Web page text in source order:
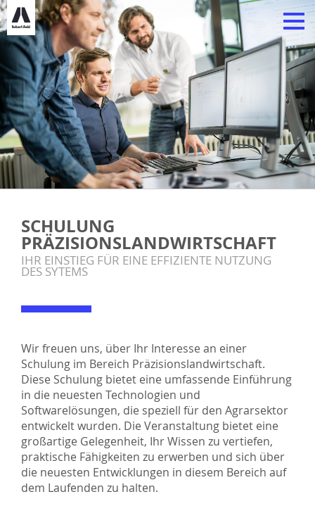
SCHULUNG
PRÄZISIONSLANDWIRTSCHAFT
IHR EINSTIEG FÜR EINE EFFIZIENTE NUTZUNG
DES SYTEMS
Wir freuen uns, über Ihr Interesse an einer
Schulung im Bereich Präzisionslandwirtschaft.
Diese Schulung bietet eine umfassende Einführung
in die neuesten Technologien und
Softwarelösungen, die speziell für den Agrarsektor
entwickelt wurden. Die Veranstaltung bietet eine
großartige Gelegenheit, Ihr Wissen zu vertiefen,
praktische Fähigkeiten zu erwerben und sich über
die neuesten Entwicklungen in diesem Bereich auf
dem Laufenden zu halten.